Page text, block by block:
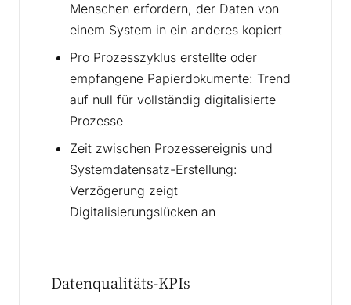
Menschen erfordern, der Daten von
einem System in ein anderes kopiert
Pro Prozesszyklus erstellte oder
empfangene Papierdokumente: Trend
auf null für vollständig digitalisierte
Prozesse
Zeit zwischen Prozessereignis und
Systemdatensatz-Erstellung:
Verzögerung zeigt
Digitalisierungslücken an
Datenqualitäts-KPIs